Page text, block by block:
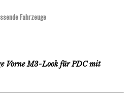
Fahrzeuge
Vorne M3-Look für PDC mit